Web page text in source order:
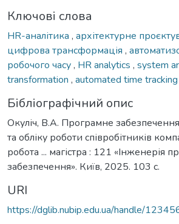
Ключові слова
HR-аналітика , архітектурне
цифрова трансформація ,
робочого часу, HR analytics , system
transformation , automated time tracking
Бібліографічний опис
Окуліч, В.А. Програмне
та обліку роботи співробітників
робота ... магістра : 121 «Інженерія
забезпечення». Київ, 2025. 103 с.
URI
https://dglib.nubip.edu.ua/handle/